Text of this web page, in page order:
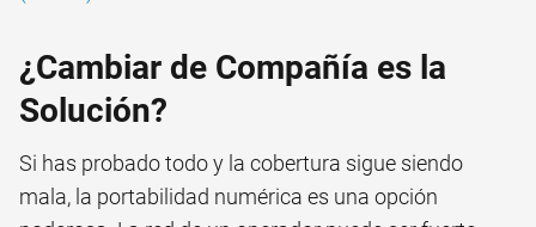
¿Cambiar de Compañía es la
Solución?
Si has probado todo y la cobertura sigue siendo
mala, la portabilidad numérica es una opción